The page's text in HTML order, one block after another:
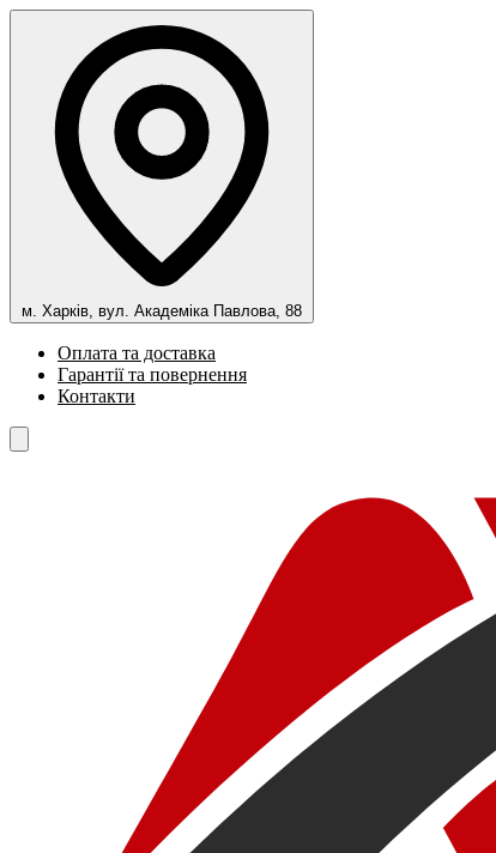
м. Харків, вул. Академіка Павлова, 88
Оплата та доставка
Гарантії та повернення
Контакти